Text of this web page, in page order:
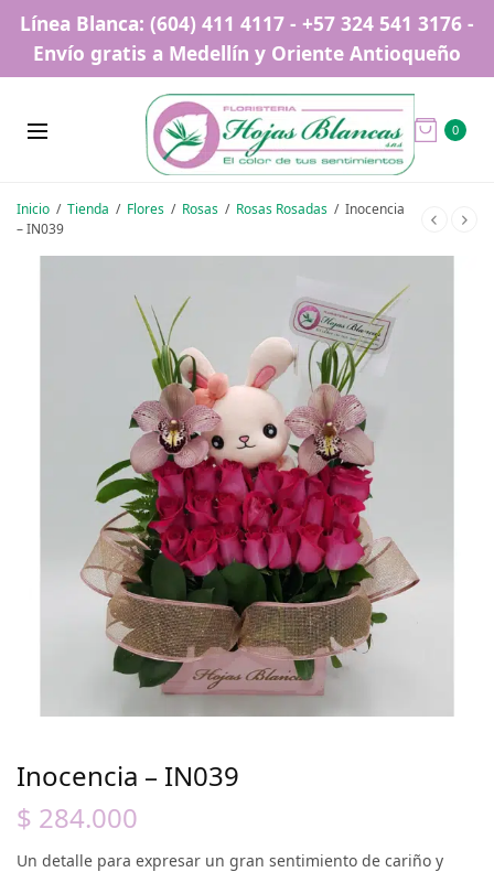
Línea Blanca: (604) 411 4117 - +57 324 541 3176 -
Envío gratis a Medellín y Oriente Antioqueño
0
Inicio / Tienda / Flores / Rosas / Rosas Rosadas / Inocencia
– IN039
Inocencia – IN039
$ 284.000
Un detalle para expresar un gran sentimiento de cariño y